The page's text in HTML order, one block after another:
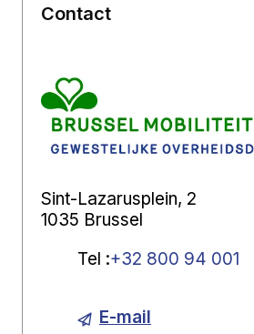
Contact
Sint-Lazarusplein, 2
1035 Brussel
Tel :+32 800 94 001
E-mail